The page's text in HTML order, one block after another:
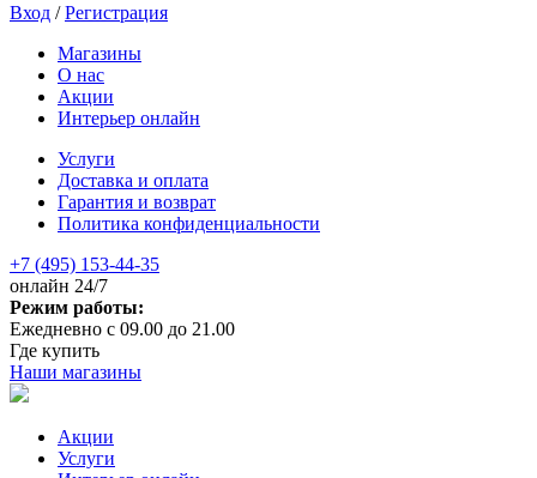
Вход /Регистрация
Магазины
О нас
Акции
Интерьер онлайн
Услуги
Доставка и оплата
Гарантия и возврат
Политика конфиденциальности
+7 (495) 153-44-35
онлайн 24/7
Режим работы:
Ежедневно с 09.00 до 21.00
Где купить
Наши магазины
Акции
Услуги